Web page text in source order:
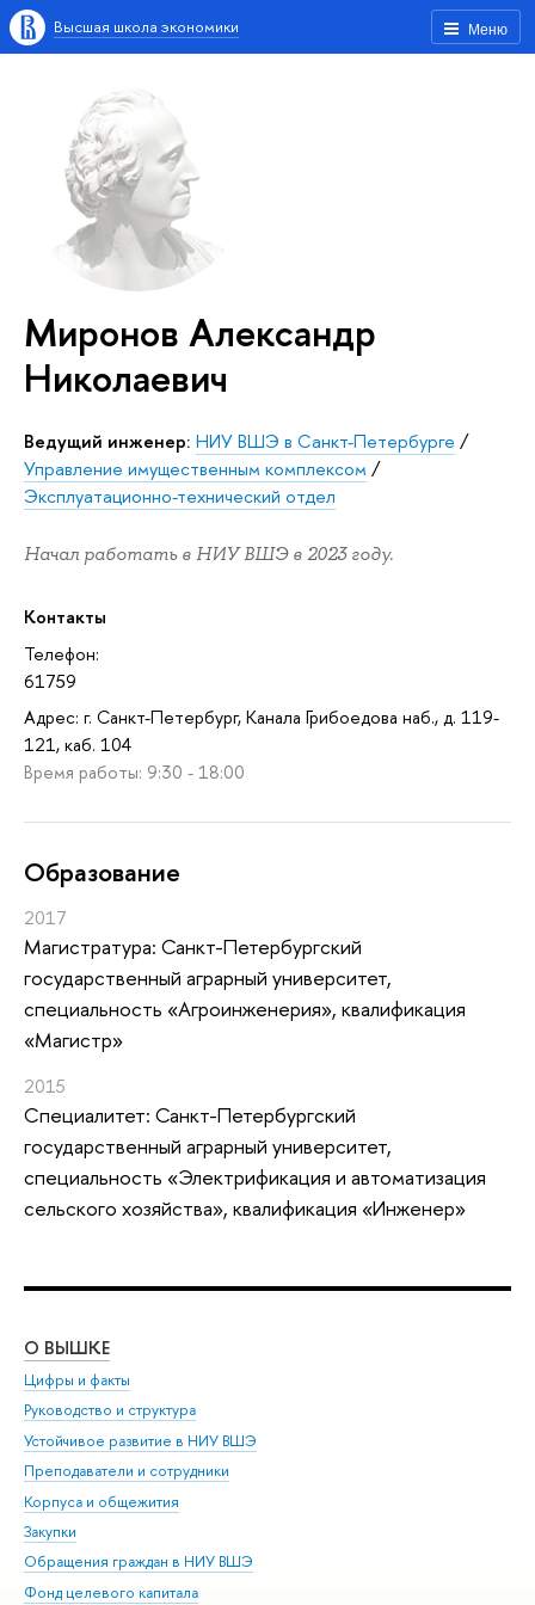
Меню
Высшая школа экономики
Миронов Александр
Николаевич
Ведущий инженер: НИУ ВШЭ в Санкт-Петербурге /
Управление имущественным комплексом /
Эксплуатационно-технический отдел
Начал работать в НИУ ВШЭ в 2023 году.
Контакты
Телефон:
61759
Адрес: г. Санкт-Петербург, Канала Грибоедова наб., д. 119-
121, каб. 104
Время работы: 9:30 - 18:00
Oбразование
2017
Магистратура: Санкт-Петербургский
государственный аграрный университет,
специальность «Агроинженерия», квалификация
«Магистр»
2015
Специалитет: Санкт-Петербургский
государственный аграрный университет,
специальность «Электрификация и автоматизация
сельского хозяйства», квалификация «Инженер»
О ВЫШКЕ
Цифры и факты
Руководство и структура
Устойчивое развитие в НИУ ВШЭ
Преподаватели и сотрудники
Корпуса и общежития
Закупки
Обращения граждан в НИУ ВШЭ
Фонд целевого капитала